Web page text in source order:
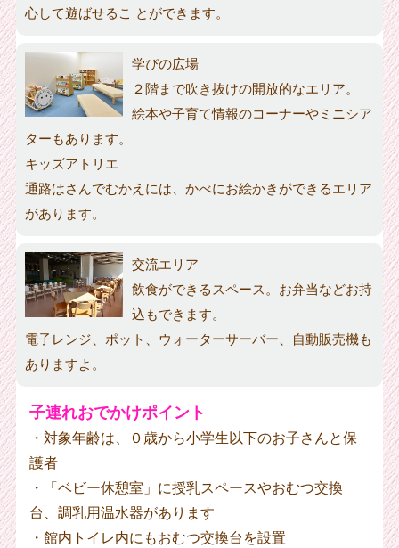
心して遊ばせるこ とができます。
学びの広場
２階まで吹き抜けの開放的なエリア。
絵本や子育て情報のコーナーやミニシア
ターもあります。
キッズアトリエ
通路はさんでむかえには、かべにお絵かきができるエリア
があります。
交流エリア
飲食ができるスペース。お弁当などお持
込もできます。
電子レンジ、ポット、ウォーターサーバー、自動販売機も
ありますよ。
子連れおでかけポイント
・対象年齢は、０歳から小学生以下のお子さんと保
護者
・「ベビー休憩室」に授乳スペースやおむつ交換
台、調乳用温水器があります
・館内トイレ内にもおむつ交換台を設置